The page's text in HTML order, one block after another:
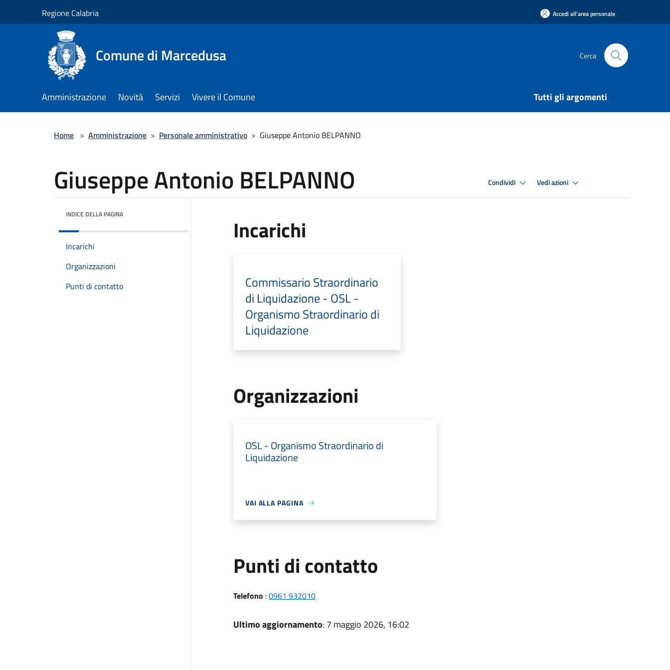
Regione Calabria Accedi all'area personale
Comune di Marcedusa Cerca
Amministrazione Novità Servizi Vivere il Comune Tutti gli argomenti
Home > Amministrazione > Personale amministrativo > Giuseppe Antonio BELPANNO
Giuseppe Antonio BELPANNO Condividi Vedi azioni
INDICE DELLA PAGINA
Incarichi
Organizzazioni
Punti di contatto
Incarichi
Commissario Straordinario
di Liquidazione - OSL -
Organismo Straordinario di
Liquidazione
Organizzazioni
OSL - Organismo Straordinario di
Liquidazione
VAI ALLA PAGINA
Punti di contatto
Telefono :0961 932010
Ultimo aggiornamento: 7 maggio 2026, 16:02